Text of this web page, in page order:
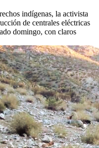
indígenas, la activista
de centrales eléctricas
domingo, con claros